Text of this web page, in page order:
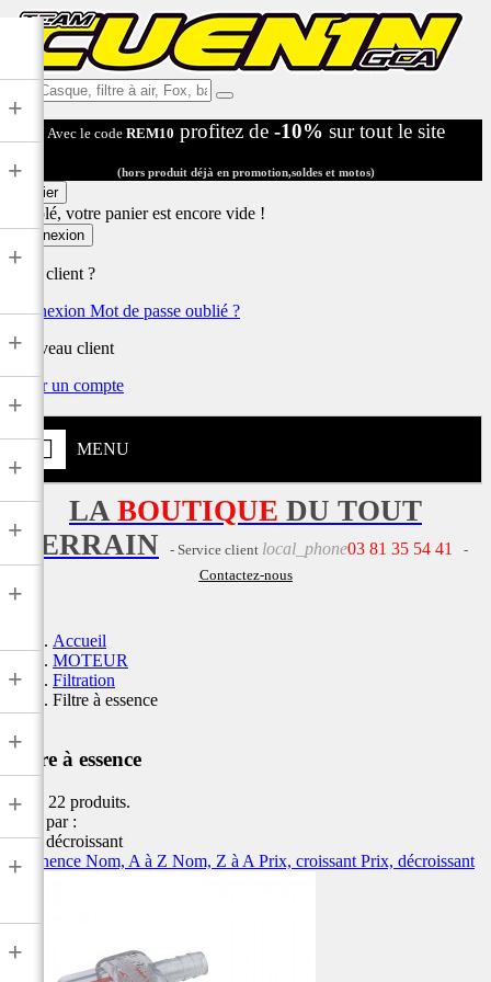
Ex:
Casque,
filtre
air,
Fox,
...
Avec le code REM10 profitez de -10% sur tout le site
(hors produit déjà en promotion,soldes et motos)
Panier
Désolé, votre panier est encore vide !
Connexion
Déjà client ?
Connexion Mot de passe oublié ?
Nouveau client
Créer un compte
MENU
+
+
+
+
+
+
+
+
+
+
+
+
+
LA BOUTIQUE DU TOUT
TERRAIN
- Service client local_phone03 81 35 54 41
-
Contactez-nous
Accueil
MOTEUR
Filtration
Filtre à essence
Filtre à essence
Il y a 22 produits.
Trier par :
Prix, décroissant
Pertinence Nom, A à Z Nom, Z à A Prix, croissant Prix, décroissant